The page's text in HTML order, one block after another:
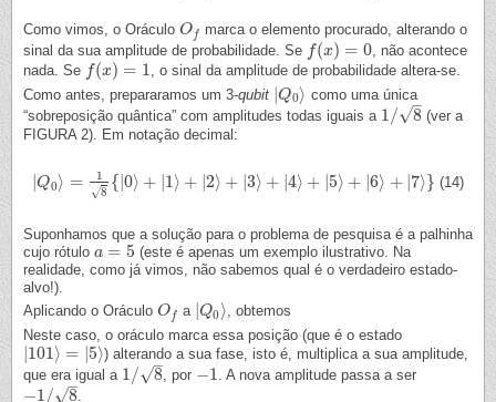
Como vimos, o Oráculo O f
Of
marca o elemento procurado, alterando o
sinal da sua amplitude de probabilidade. Se f(x) = 0
f(x)=0
, não acontece
nada. Se f(x) = 1
f(x)=1
, o sinal da amplitude de probabilidade altera-se.
Como antes, prepararamos um 3-qubit Q0⟩
Q0⟩ como uma única
“sobreposição quântica” com amplitudes todas iguais a 1/ 8
–
√
1 /8
(ver a
FIGURA 2). Em notação decimal:
|Q0⟩ =
1
8
√
{ 0⟩ + 1⟩ + 2⟩ + 3⟩ + 4⟩ + 5⟩ + 6⟩ + 7⟩}
Q0⟩= 18 |0⟩+| 1⟩+ 2⟩ |3⟩ +|4 ⟩+ |5⟩+ 6⟩+|7⟩ } (14)
Suponhamos que a solução para o problema de pesquisa é a palhinha
cujo rótulo a = 5
a=5
(este é apenas um exemplo ilustrativo. Na
realidade, como já vimos, não sabemos qual é o verdadeiro estado-
alvo!).
Aplicando o Oráculo O f
Of a Q0 ⟩
Q0⟩ , obtemos
Neste caso, o oráculo marca essa posição (que é o estado
101⟩ = 5⟩
101⟩ = |5⟩
) alterando a sua fase, isto é, multiplica a sua amplitude,
que era igual a 1/ 8
–
√
1 /8 , por −1
−1 . A nova amplitude passa a ser
−1/ 8
–
√
−1/ 8 .